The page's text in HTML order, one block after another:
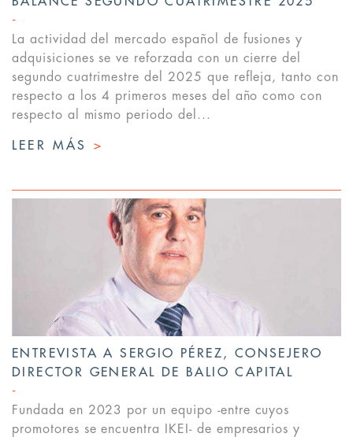
La actividad del mercado español de fusiones y
adquisiciones se ve reforzada con un cierre del
segundo cuatrimestre del 2025 que refleja, tanto con
respecto a los 4 primeros meses del año como con
respecto al mismo periodo del...
LEER MÁS >
ENTREVISTA A SERGIO PÉREZ, CONSEJERO
DIRECTOR GENERAL DE BALIO CAPITAL
Fundada en 2023 por un equipo -entre cuyos
promotores se encuentra IKEI- de empresarios y